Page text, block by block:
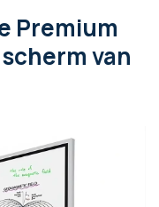
Premium
van